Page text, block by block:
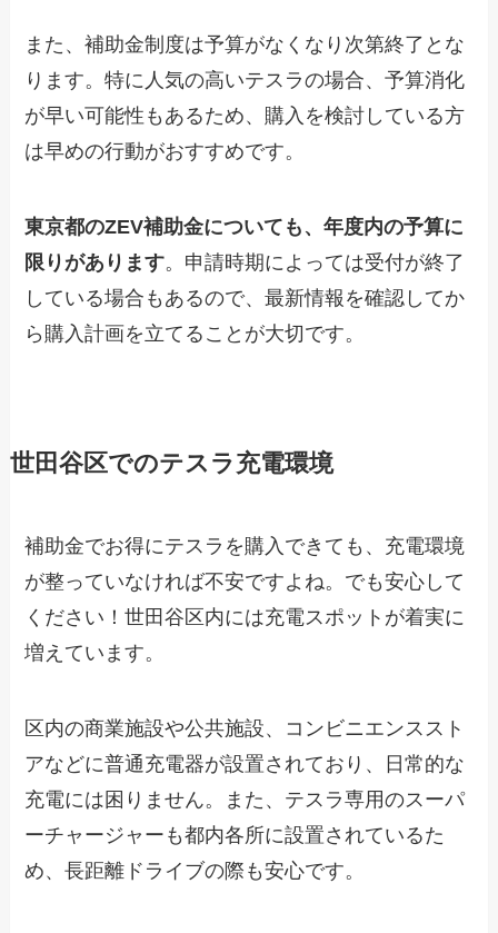
また、補助金制度は予算がなくなり次第終了とな
ります。特に人気の高いテスラの場合、予算消化
が早い可能性もあるため、購入を検討している方
は早めの行動がおすすめです。
東京都のZEV補助金についても、年度内の予算に
限りがあります。申請時期によっては受付が終了
している場合もあるので、最新情報を確認してか
ら購入計画を立てることが大切です。
世田谷区でのテスラ充電環境
補助金でお得にテスラを購入できても、充電環境
が整っていなければ不安ですよね。でも安心して
ください！世田谷区内には充電スポットが着実に
増えています。
区内の商業施設や公共施設、コンビニエンススト
アなどに普通充電器が設置されており、日常的な
充電には困りません。また、テスラ専用のスーパ
ーチャージャーも都内各所に設置されているた
め、長距離ドライブの際も安心です。